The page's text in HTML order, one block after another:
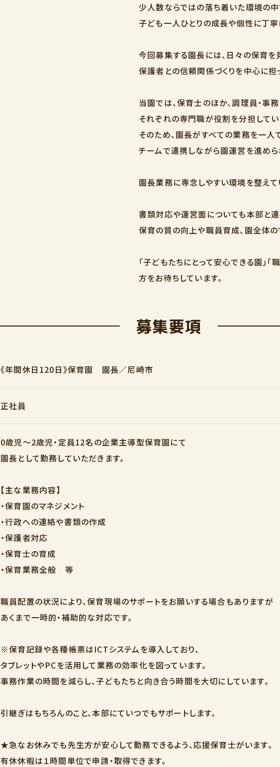
少人数ならではの落ち着いた環境の中
子ども一人ひとりの成長や個性に丁
今回募集する園長には、日々の保育を
保護者との信頼関係づくりを中心に担
当園では、保育士のほか、調理員・事
それぞれの専門職が役割を分担してい
そのため、園長がすべての業務を一人
チームで連携しながら園運営を進めら
園長業務に専念しやすい環境を整えて
書類対応や運営面についても本部と
保育の質の向上や職員育成、園全体の
「子どもたちにとって安心できる園」
方をお待ちしています。
募集要項
《年間休日120日》保育園 園長／尼崎市
正社員
0歳児～2歳児・定員12名の企業主導型保育園にて
園長として勤務していただきます。
【主な業務内容】
・保育園のマネジメント
・行政への連絡や書類の作成
・保護者対応
・保育士の育成
・保育業務全般 等
職員配置の状況により、保育現場のサポートをお願いする場合もありますが
あくまで一時的・補助的な対応です。
※保育記録や各種帳票はICTシステムを導入しており、
タブレットやPCを活用して業務の効率化を図っています。
事務作業の時間を減らし、子どもたちと向き合う時間を大切にしています。
引継ぎはもちろんのこと、本部にていつでもサポートします。
★急なお休みでも先生方が安心して勤務できるよう、応援保育士がいます。
有休休暇は１時間単位で申請・取得できます。